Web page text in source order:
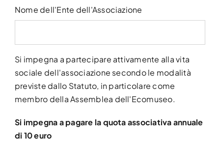
Nome dell'Ente dell'Associazione
Si impegna a partecipare attivamente alla vita
sociale dell'associazione secondo le modalità
previste dallo Statuto, in particolare come
membro della Assemblea dell'Ecomuseo.
Si impegna a pagare la quota associativa annuale
di 10 euro